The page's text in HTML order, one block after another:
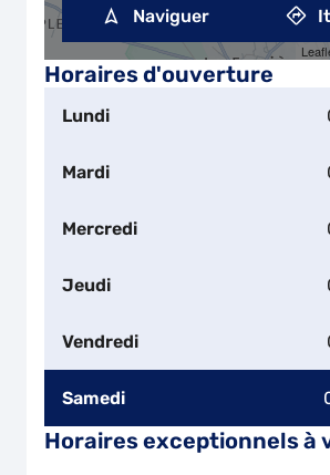
Horaires d'ouverture
Lundi
Mardi
Mercredi
Jeudi
Vendredi
Samedi
Horaires exceptionnels à
Naviguer